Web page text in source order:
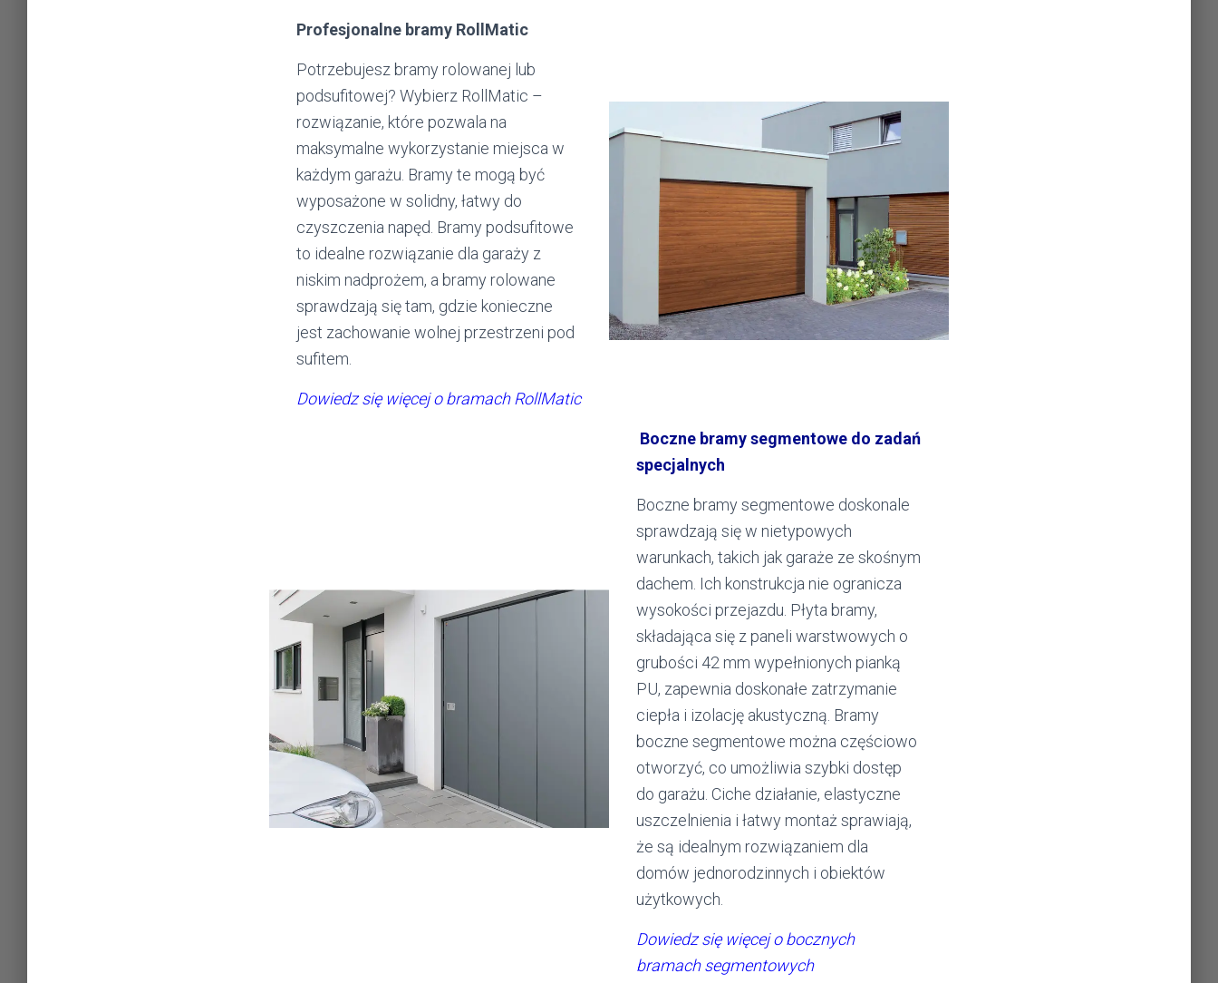
Profesjonalne bramy RollMatic
Potrzebujesz bramy rolowanej lub
podsufitowej? Wybierz RollMatic –
rozwiązanie, które pozwala na
maksymalne wykorzystanie miejsca w
każdym garażu. Bramy te mogą być
wyposażone w solidny, łatwy do
czyszczenia napęd. Bramy podsufitowe
to idealne rozwiązanie dla garaży z
niskim nadprożem, a bramy rolowane
sprawdzają się tam, gdzie konieczne
jest zachowanie wolnej przestrzeni pod
sufitem.
Dowiedz się więcej o bramach RollMatic
Boczne bramy segmentowe do zadań
specjalnych
Boczne bramy segmentowe doskonale
sprawdzają się w nietypowych
warunkach, takich jak garaże ze skośnym
dachem. Ich konstrukcja nie ogranicza
wysokości przejazdu. Płyta bramy,
składająca się z paneli warstwowych o
grubości 42 mm wypełnionych pianką
PU, zapewnia doskonałe zatrzymanie
ciepła i izolację akustyczną. Bramy
boczne segmentowe można częściowo
otworzyć, co umożliwia szybki dostęp
do garażu. Ciche działanie, elastyczne
uszczelnienia i łatwy montaż sprawiają,
że są idealnym rozwiązaniem dla
domów jednorodzinnych i obiektów
użytkowych.
Dowiedz się więcej o bocznych
bramach segmentowych